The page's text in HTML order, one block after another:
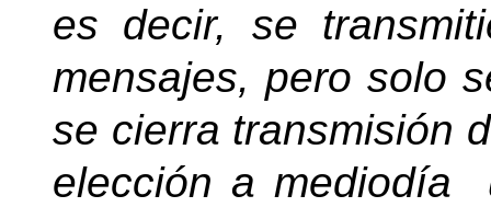
es decir, se
mensajes, pero solo
se cierra transmisión
elección a mediodía